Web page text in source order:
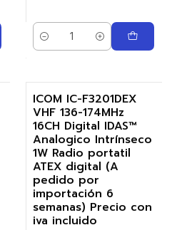
Cantidad
-19%
Agotado
ICOM IC-F3201DEX
VHF 136-174MHz
16CH Digital IDAS™
Analogico Intrínseco
1W Radio portatil
ATEX digital (A
pedido por
importación 6
semanas) Precio con
iva incluido